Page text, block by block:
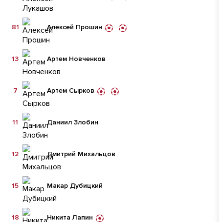
Алексей Прошин
81
Артем Новченков
13
Артем Сырков
7
Даниил Злобин
11
Дмитрий Михальцов
12
Макар Дубицкий
15
Никита Лапин
18